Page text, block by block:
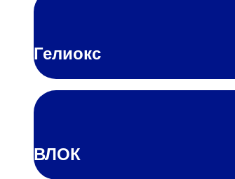
Центр здоровья НЛМК
Адрес
398005, г. Липецк, пл.
Понедельник — пятница 7:30–20:00
Гелиокс
ВЛОК